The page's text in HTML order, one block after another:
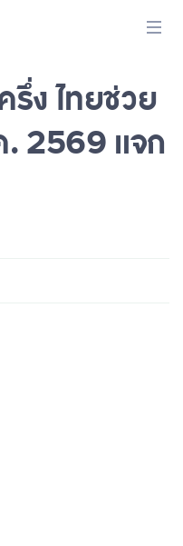
รึ่ง ไทยช่วย
2569 แจก